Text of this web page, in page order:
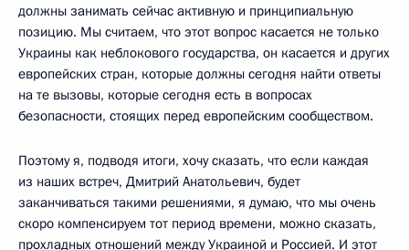
должны занимать сейчас активную и принципиальную
позицию. Мы считаем, что этот вопрос касается не только
Украины как неблокового государства, он касается и других
европейских стран, которые должны сегодня найти ответы
на те вызовы, которые сегодня есть в вопросах
безопасности, стоящих перед европейским сообществом.
Поэтому я, подводя итоги, хочу сказать, что если каждая
из наших встреч, Дмитрий Анатольевич, будет
заканчиваться такими решениями, я думаю, что мы очень
скоро компенсируем тот период времени, можно сказать,
прохладных отношений между Украиной и Россией. И этот